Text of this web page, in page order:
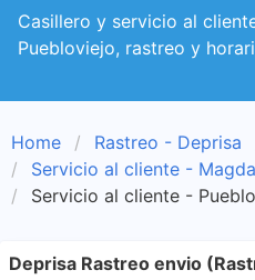
Casillero y servicio al
Puebloviejo, rastreo y
Home Rastreo - Deprisa
Servicio al cliente -
Servicio al cliente -
Deprisa Rastreo envio